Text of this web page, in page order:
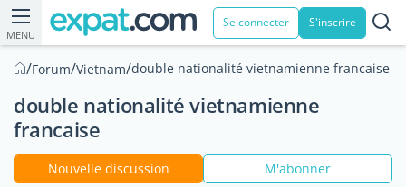
MENU
Se connecter S'inscrire
/Forum/Vietnam/double nationalité vietnamienne francaise
double nationalité vietnamienne
francaise
Nouvelle discussion M'abonner